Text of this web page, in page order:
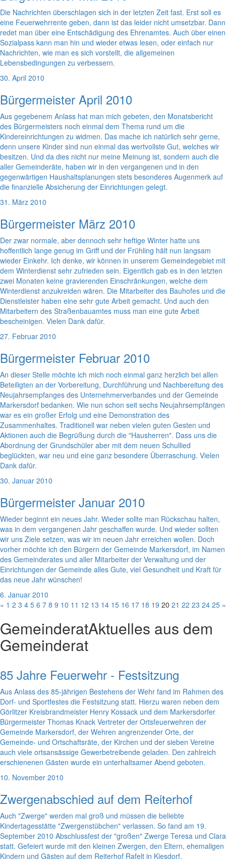
Die Nachrichten überschlagen sich in der letzten Zeit fast. Erst soll es
eine Feuerwehrrente geben, dann ist das leider nicht umsetzbar. Dann
redet man über eine Entschädigung des Ehrenamtes. Auch über einen
Sozialpass kann man hin und wieder etwas lesen, oder einfach nur
Nachrichten, wie man es sich vorstellt, die allgemeinen
Lebensbedingungen zu verbessern.
30. April 2010
Bürgermeister April 2010
Aus gegebenem Anlass hat man mich gebeten, den Monatsbericht
des Bürgermeisters noch einmal dem Thema rund um die
Kindereinrichtungen zu widmen. Das mache ich natürlich sehr gerne,
denn unsere Kinder sind nun einmal das wertvollste Gut, welches wir
besitzen. Und da dies nicht nur meine Meinung ist, sondern auch die
aller Gemeinderäte, haben wir in den vergangenen und in den
gegenwärtigen Haushaltsplanungen stets besonderes Augenmerk auf
die finanzielle Absicherung der Einrichtungen gelegt.
31. März 2010
Bürgermeister März 2010
Der zwar normale, aber dennoch sehr heftige Winter hatte uns
hoffentlich lange genug im Griff und der Frühling hält nun langsam
wieder Einkehr. Ich denke, wir können in unserem Gemeindegebiet mit
dem Winterdienst sehr zufrieden sein. Eigentlich gab es in den letzten
zwei Monaten keine gravierenden Einschränkungen, welche dem
Winterdienst anzukreiden wären. Die Mitarbeiter des Bauhofes und die
Dienstleister haben eine sehr gute Arbeit gemacht. Und auch den
Mitarbeitern des Straßenbauamtes muss man eine gute Arbeit
bescheinigen. Vielen Dank dafür.
27. Februar 2010
Bürgermeister Februar 2010
An dieser Stelle möchte ich mich noch einmal ganz herzlich bei allen
Beteiligten an der Vorbereitung, Durchführung und Nachbereitung des
Neujahrsempfanges des Unternehmerverbandes und der Gemeinde
Markersdorf bedanken. Wie nun schon seit sechs Neujahrsempfängen
war es ein großer Erfolg und eine Demonstration des
Zusammenhaltes. Traditionell war neben vielen guten Gesten und
Aktionen auch die Begrüßung durch die "Hausherren". Dass uns die
Abordnung der Grundschüler aber mit dem neuen Schullied
beglückten, war neu und eine ganz besondere Überraschung. Vielen
Dank dafür.
30. Januar 2010
Bürgermeister Januar 2010
Wieder beginnt ein neues Jahr. Wieder sollte man Rückschau halten,
was in dem vergangenen Jahr geschaffen wurde. Und wieder sollten
wir uns Ziele setzen, was wir im neuen Jahr erreichen wollen. Doch
vorher möchte ich den Bürgern der Gemeinde Markersdorf, im Namen
des Gemeinderates und aller Mitarbeiter der Verwaltung und der
Einrichtungen der Gemeinde alles Gute, viel Gesundheit und Kraft für
das neue Jahr wünschen!
6. Januar 2010
« 1 2 3 4 5 6 7 8 9 10 11 12 13 14 15 16 17 18 19 20 21 22 23 24 25 »
GemeinderatAktuelles aus dem
Gemeinderat
85 Jahre Feuerwehr - Festsitzung
Aus Anlass des 85-jährigen Bestehens der Wehr fand im Rahmen des
Dorf- und Sportfestes die Festsitzung statt. Hierzu waren neben dem
Görlitzer Kreisbrandmeister Henry Kossack und dem Markersdorfer
Bürgermeister Thomas Knack Vertreter der Ortsfeuerwehren der
Gemeinde Markersdorf, der Wehren angrenzender Orte, der
Gemeinde- und Ortschaftsräte, der Kirchen und der sieben Vereine
auch viele ortsansässige Gewerbetreibende geladen. Den zahlreich
erschienenen Gästen wurde ein unterhaltsamer Abend geboten.
10. November 2010
Zwergenabschied auf dem Reiterhof
Auch "Zwerge" werden mal groß und müssen die beliebte
Kindertagesstätte "Zwergenstübchen" verlassen. So fand am 19.
September 2010 Abschlussfest der "großen" Zwerge Teresa und Clara
statt. Gefeiert wurde mit den kleinen Zwergen, den Eltern, ehemaligen
Kindern und Gästen auf dem Reiterhof Rafelt in Kiesdorf.